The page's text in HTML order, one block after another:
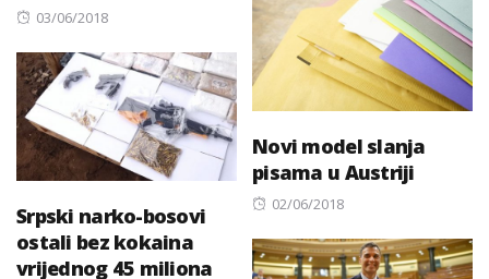
Posted
03/06/2018
Novi model slanja
pisama u Austriji
Posted
02/06/2018
Srpski narko-bosovi
ostali bez kokaina
vrijednog 45 miliona